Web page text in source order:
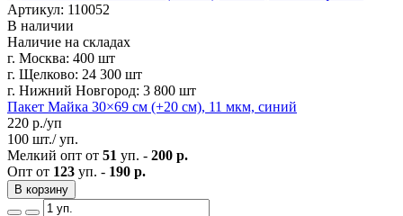
Артикул: 110052
В наличии
Наличие на складах
г. Москва: 400 шт
г. Щелково: 24 300 шт
г. Нижний Новгород: 3 800 шт
Пакет Майка 30×69 см (+20 см), 11 мкм, синий
220 р./уп
100 шт./ уп.
Мелкий опт от 51 уп. - 200 р.
Опт от 123 уп. - 190 р.
В корзину